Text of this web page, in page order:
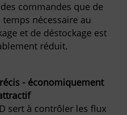
commandes que de
nécessaire au
et de déstockage est
réduit.
- économiquement
sert à contrôler les flux